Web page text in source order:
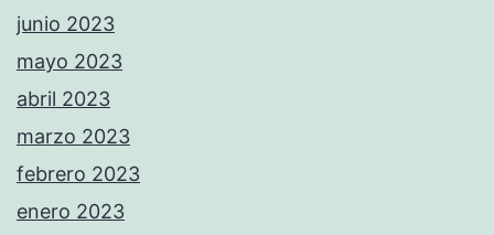
junio 2023
mayo 2023
abril 2023
marzo 2023
febrero 2023
enero 2023